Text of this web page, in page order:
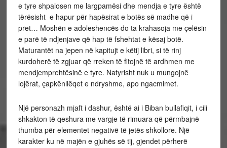
e tyre shpalosen me largpamësi dhe mendja e tyre është
tërësisht e hapur për hapësirat e botës së madhe që i
pret… Moshën e adoleshencës do ta krahasoja me çelësin
e parë të ndjenjave që hap të fshehtat e kësaj botë.
Maturantët na jepen në kapitujt e këtij libri, si të rinj
kurdoherë të zgjuar që rreken të fitojnë të ardhmen me
mendjemprehtësinë e tyre. Natyrisht nuk u mungojnë
lojërat, çapkënllëqet e ndryshme, apo ngacmimet.
Një personazh mjaft i dashur, është ai i Biban bullafiqit, i cili
shkakton të qeshura me vargje të rimuara që përmbajnë
thumba për elementet negativë të jetës shkollore. Një
karakter ku në majën e gjuhës së tij, gjendet përherë